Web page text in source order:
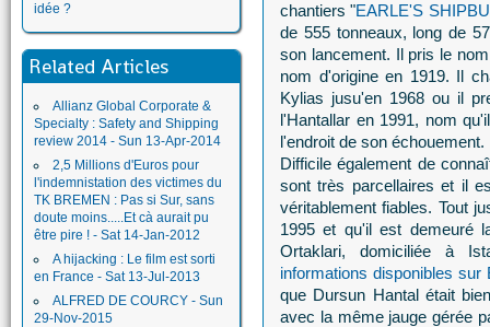
idée ?
Related Articles
Allianz Global Corporate &
Specialty : Safety and Shipping
review 2014 - Sun 13-Apr-2014
2,5 Millions d'Euros pour
l'indemnistation des victimes du
TK BREMEN : Pas si Sur, sans
doute moins.....Et cà aurait pu
être pire ! - Sat 14-Jan-2012
A hijacking : Le film est sorti
en France - Sat 13-Jul-2013
ALFRED DE COURCY - Sun
29-Nov-2015
chantiers "EARLE'S
de 555 tonneaux, long de
son lancement. Il pris le
nom d'origine en 1919. Il
Kylias jusu'en 1968 ou il
l'Hantallar en 1991, nom
l'endroit de son échouement.
Difficile également de
sont très parcellaireset il
véritablement fiables. Tout
1995 et qu'il est demeuré
Ortaklari, domiciliée à
informations disponibles sur
que Dursun Hantal était
avec la même jauge gérée